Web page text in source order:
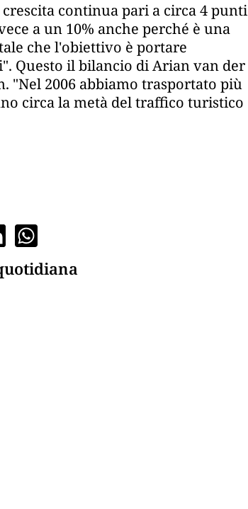
continua pari a circa 4 punti
a un 10% anche perché è una
che l'obiettivo è portare
Questo il bilancio di Arian van der
"Nel 2006 abbiamo trasportato più
circa la metà del traffico turistico